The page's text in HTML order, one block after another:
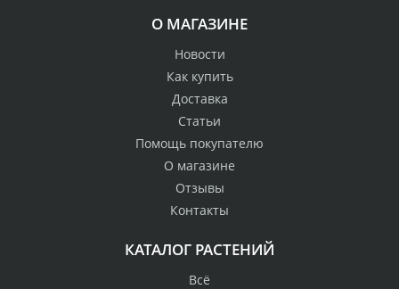
О МАГАЗИНЕ
Новости
Как купить
Доставка
Статьи
Помощь покупателю
О магазине
Отзывы
Контакты
КАТАЛОГ РАСТЕНИЙ
Всё